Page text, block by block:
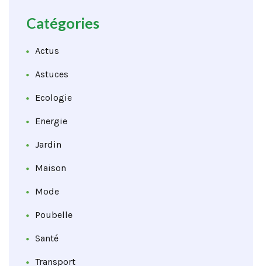
Catégories
Actus
Astuces
Ecologie
Energie
Jardin
Maison
Mode
Poubelle
Santé
Transport